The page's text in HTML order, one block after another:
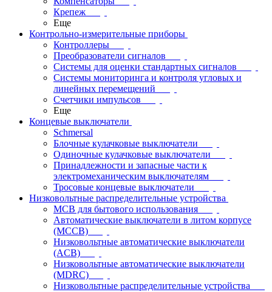
Крепеж
Еще
Контрольно-измерительные приборы
Контроллеры
Преобразователи сигналов
Системы для оценки стандартных сигналов
Системы мониторинга и контроля угловых и
линейных перемещений
Счетчики импульсов
Еще
Концевые выключатели
Schmersal
Блочные кулачковые выключатели
Одиночные кулачковые выключатели
Принадлежности и запасные части к
электромеханическим выключателям
Тросовые концевые выключатели
Низковольтные распределительные устройства
MCB для бытового использования
Автоматические выключатели в литом корпусе
(MCCB)
Низковольтные автоматические выключатели
(ACB)
Низковольтные автоматические выключатели
(MDRC)
Низковольтные распределительные устройства